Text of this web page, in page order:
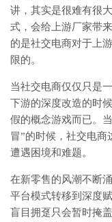
讲，其实是很难有很
式，会给上游厂家带
的是社交电商对于上
限的。
当社交电商仅仅只是
下游的深度改造的时
假的概念游戏而已。
冒”的时候，社交电
遭遇困境和难题。
在新零售的风潮不断
平台模式转移到深度
盲目拥趸只会暂时掩